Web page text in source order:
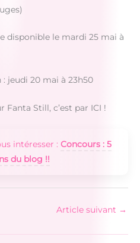
disponible le mardi 25 mai à
jeudi 20 mai à 23h50
Fanta Still, c’est par ICI !
intéresser : Concours : 5
du blog !!
Article suivant →